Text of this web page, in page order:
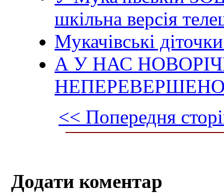
шкільна версія
Мукачівські
А У НАС
<< Попередня
Додати коментар